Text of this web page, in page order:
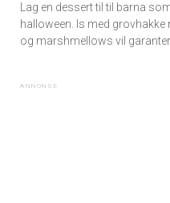
Lag en dessert til til barna
halloween. Is med grovhakke
og marshmellows vil